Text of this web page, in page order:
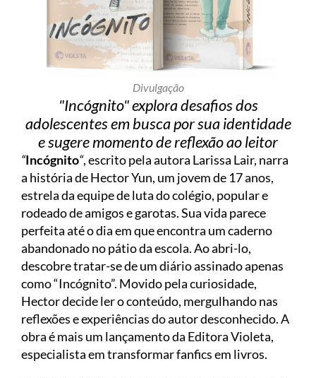
Divulgação
"Incógnito" explora desafios dos
adolescentes em busca por sua identidade
e sugere momento de reflexão ao leitor
“Incógnito“, escrito pela autora Larissa Lair, narra
a história de Hector Yun, um jovem de 17 anos,
estrela da equipe de luta do colégio, popular e
rodeado de amigos e garotas. Sua vida parece
perfeita até o dia em que encontra um caderno
abandonado no pátio da escola. Ao abri-lo,
descobre tratar-se de um diário assinado apenas
como “Incógnito”. Movido pela curiosidade,
Hector decide ler o conteúdo, mergulhando nas
reflexões e experiências do autor desconhecido. A
obra é mais um lançamento da Editora Violeta,
especialista em transformar fanfics em livros.